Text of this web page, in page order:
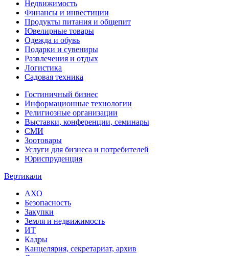
Недвижимость
Финансы и инвестиции
Продукты питания и общепит
Ювелирные товары
Одежда и обувь
Подарки и сувениры
Развлечения и отдых
Логистика
Садовая техника
Гостиничный бизнес
Информационные технологии
Религиозные организации
Выставки, конференции, семинары
СМИ
Зоотовары
Услуги для бизнеса и потребителей
Юриспруденция
Вертикали
АХО
Безопасность
Закупки
Земля и недвижимость
ИТ
Кадры
Канцелярия, секретариат, архив